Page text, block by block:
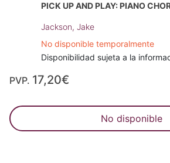
PICK UP AND PLAY: PIANO
Jackson, Jake
No disponible temporalmente
Disponibilidad sujeta a la
PVP. 17,20€
No disponible